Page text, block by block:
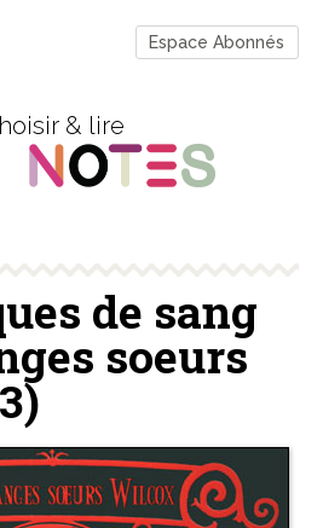
Espace Abonnés
& lire
de sang
soeurs